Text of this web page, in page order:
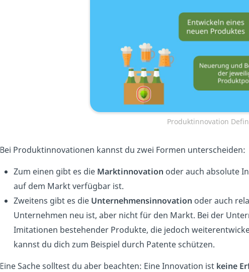
Produktinnovation
Bei Produktinnovationen kannst du zwei Formen unterscheiden:
Zum einen gibt es die Marktinnovation oder auch absolute
auf dem Markt verfügbar ist.
Zweitens gibt es die Unternehmensinnovation oder auch
Unternehmen neu ist, aber nicht für den Markt. Bei der
Imitationen bestehender Produkte, die jedoch
kannst du dich zum Beispiel durch Patente schützen.
Eine Sache solltest du aber beachten: Eine Innovation ist keine